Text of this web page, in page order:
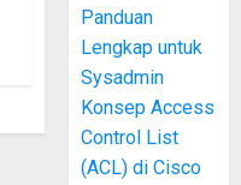
Panduan
Lengkap untuk
Sysadmin
Konsep Access
Control List
(ACL) di Cisco